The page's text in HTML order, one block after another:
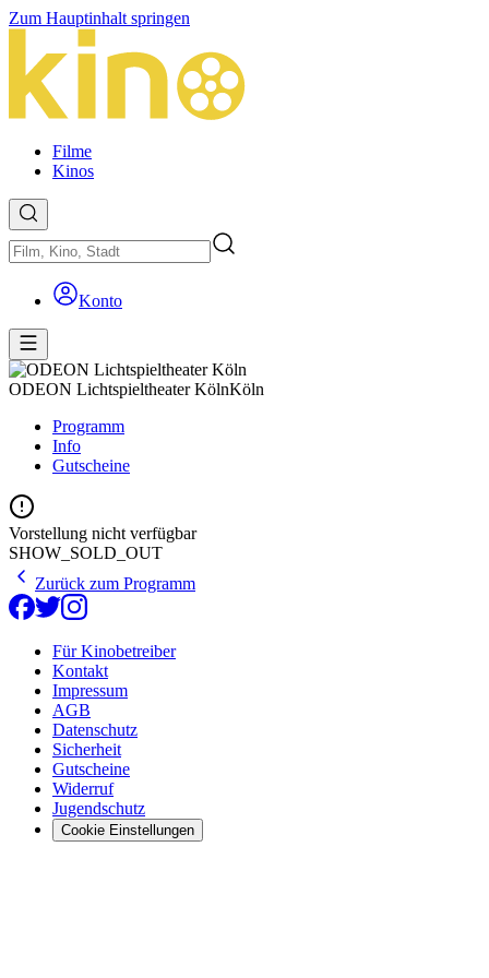
Zum Hauptinhalt springen
Filme
Kinos
Konto
ODEON Lichtspieltheater KölnKöln
Programm
Info
Gutscheine
Vorstellung nicht verfügbar
SHOW_SOLD_OUT
Zurück zum Programm
Für Kinobetreiber
Kontakt
Impressum
AGB
Datenschutz
Sicherheit
Gutscheine
Widerruf
Jugendschutz
Cookie Einstellungen